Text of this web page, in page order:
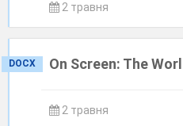
2 травня
DOCX On Screen: The
2 травня